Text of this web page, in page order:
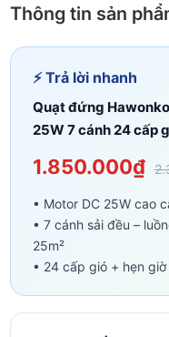
Thông tin sản
⚡ Trả lời nhanh
Quạt đứng
25W 7 cánh 24 cấp
1.850.000₫
• Motor DC 25W cao
• 7 cánh sải đều –
25m²
• 24 cấp gió + hẹn